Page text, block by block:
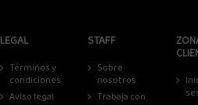
LEGAL
Términos y
condiciones
Aviso legal
STAFF
Sobre
nosotros
Trabaja con